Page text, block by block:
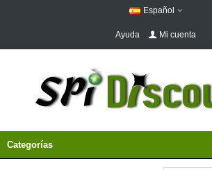
Español
Ayuda Mi cuenta
Categorías